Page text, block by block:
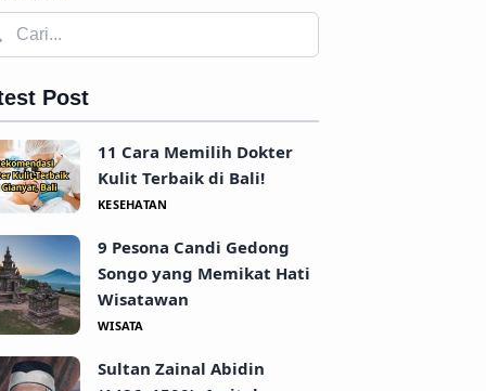
Post
11 Cara Memilih Dokter
Kulit Terbaik di Bali!
KESEHATAN
9 Pesona Candi Gedong
Songo yang Memikat Hati
Wisatawan
WISATA
Sultan Zainal Abidin